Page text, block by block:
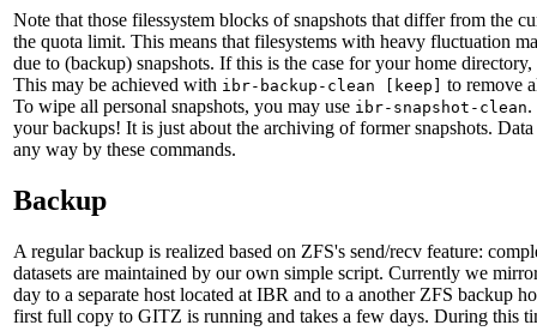
Note that those filessystem blocks of snapshots that differ from the
the quota limit. This means that filesystems with heavy fluctuation
due to (backup) snapshots. If this is the case for your home
This may be achieved with ibr-backup-clean [keep]
to remove
To wipe all personal snapshots, you may use ibr-snapshot-clean.
your backups! It is just about the archiving of former snapshots.
any way by these commands.
Backup
A regular backup is realized based on ZFS's send/recv feature:
datasets are maintained by our own simple script. Currently we
day to a separate host located at IBR and to a another ZFS backup
first full copy to GITZ is running and takes a few days. During this